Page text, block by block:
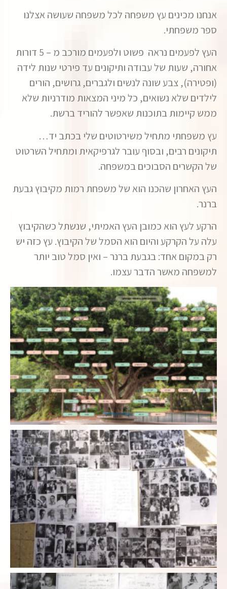
אנחנו מכינים עץ משפחה לכל משפחה שעושה אצלנו
ספר משפחתי.
העץ לפעמים נראה פשוט ולפעמים מורכב מ – 5 דורות
אחורה, שעות של עבודה ותיקונים עד פירטי שנות לידה
(ופטירה), צבע שונה לנשים ולגברים, גרושים, הורים
לילדים שלא נשואים, כל מיני המצאות מודרניות שלא
ממש קיימות בתוכנות שאפשר להוריד ברשת.
עץ משפחתי מתחיל משירטוטים שלי בכתב יד…
תיקונים רבים, ובסוף עובר לגרפיקאית ומתחיל השרטוט
של הקשרים הסבוכים במשפחה.
העץ האחרון שהכנו הוא של משפחת רמות מקיבוץ גבעת
ברנר.
הרקע לעץ הוא כמובן העץ האמיתי, שנשתל כשהקיבוץ
עלה על הקרקע והיום הוא הסמל של הקיבוץ. עץ כזה יש
רק במקום אחד: בגבעת ברנר – ואין סמל טוב יותר
למשפחה מאשר הדבר עצמו.